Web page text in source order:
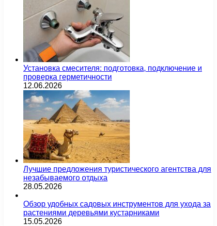
Установка смесителя: подготовка, подключение и
проверка герметичности
12.06.2026
Лучшие предложения туристического агентства для
незабываемого отдыха
28.05.2026
Обзор удобных садовых инструментов для ухода за
растениями деревьями кустарниками
15.05.2026